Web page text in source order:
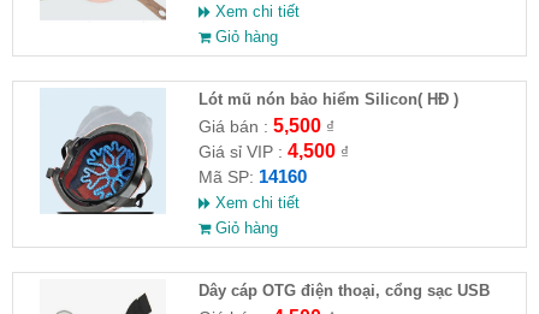
Xem chi tiết
Giỏ hàng
Lót mũ nón bảo hiểm Silicon( HĐ )
Giá bán : 5,500₫
Giá sỉ VIP : 4,500₫
Mã SP: 14160
Xem chi tiết
Giỏ hàng
Dây cáp OTG điện thoại, cổng sạc USB